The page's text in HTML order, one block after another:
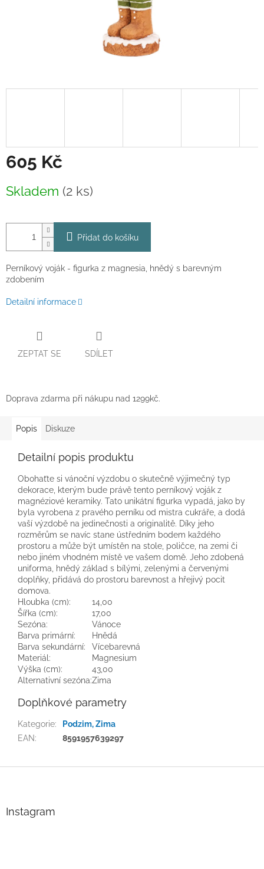
605 Kč
cena:
Skladem (2 ks)
Přidat do košíku
Perníkový voják - figurka z magnesia, hnědý s barevným
zdobením
Detailní informace
ZEPTAT SE SDÍLET
Doprava zdarma při nákupu nad 1299kč.
Popis Diskuze
Detailní popis produktu
Obohaťte si vánoční výzdobu o skutečně výjimečný typ
dekorace, kterým bude právě tento perníkový voják z
magnéziové keramiky. Tato unikátní figurka vypadá, jako by
byla vyrobena z pravého perníku od mistra cukráře, a dodá
vaší výzdobě na jedinečnosti a originalitě. Díky jeho
rozměrům se navíc stane ústředním bodem každého
prostoru a může být umístěn na stole, poličce, na zemi či
nebo jiném vhodném místě ve vašem domě. Jeho zdobená
uniforma, hnědý základ s bílými, zelenými a červenými
doplňky, přidává do prostoru barevnost a hřejivý pocit
domova.
Hloubka (cm):
14,00
Šířka (cm):
17,00
Sezóna:
Vánoce
Barva primární:
Hnědá
Barva sekundární:
Vícebarevná
Materiál:
Magnesium
Výška (cm):
43,00
Alternativní sezóna:Zima
Doplňkové parametry
Kategorie:
Podzim, Zima
EAN: 8591957639297
Instagram